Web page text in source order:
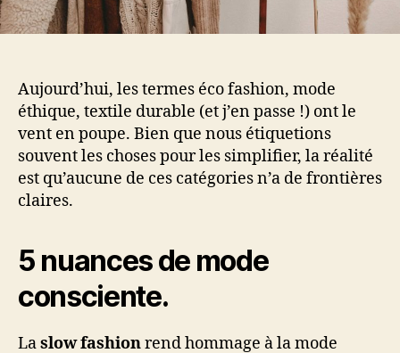
Aujourd’hui, les termes éco fashion, mode
éthique, textile durable (et j’en passe !) ont le
vent en poupe. Bien que nous étiquetions
souvent les choses pour les simplifier, la réalité
est qu’aucune de ces catégories n’a de frontières
claires.
5 nuances de mode
consciente.
Laslow fashionrend hommage à la mode